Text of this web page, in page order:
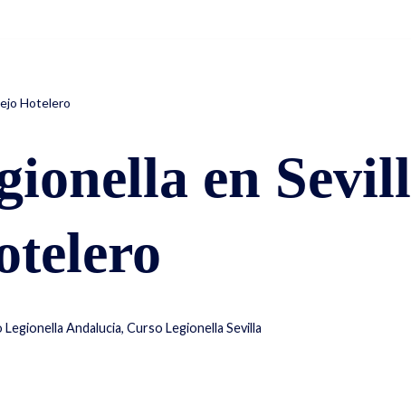
Hotelero
en
Legionella Andalucia, Curso Legionella Sevilla